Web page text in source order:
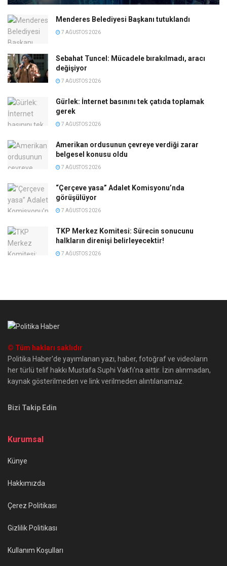
Menderes Belediyesi Başkanı tutuklandı
7 AĞUSTOS 2026
Sebahat Tuncel: Mücadele bırakılmadı, aracı
değişiyor
7 AĞUSTOS 2026
Gürlek: İnternet basınını tek çatıda toplamak
gerek
7 AĞUSTOS 2026
Amerikan ordusunun çevreye verdiği zarar
belgesel konusu oldu
7 AĞUSTOS 2026
“Çerçeve yasa” Adalet Komisyonu’nda
görüşülüyor
7 AĞUSTOS 2026
TKP Merkez Komitesi: Sürecin sonucunu
halkların direnişi belirleyecektir!
7 AĞUSTOS 2026
© Tüm hakları saklıdır
Politika Haber'de yayımlanan yazı, haber, fotoğraf ve videoların
her türlü telif hakkı Mustafa Suphi Vakfı'na aittir. İzin alınmadan,
kaynak gösterilmeden ve link verilmeden alıntılanamaz.
Bizi Takip Edin
Kurumsal
Künye
Hakkımızda
Çerez Politikası
Gizlilik Politikası
Kullanım Koşulları